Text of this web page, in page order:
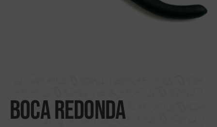
Contactar
Boca redonda